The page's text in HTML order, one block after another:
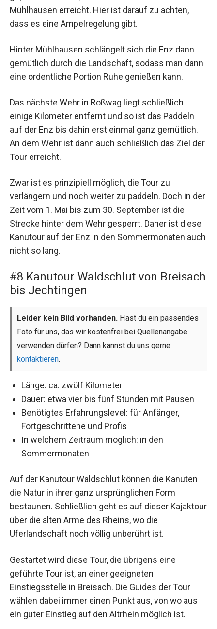
Mühlhausen erreicht. Hier ist darauf zu achten,
dass es eine Ampelregelung gibt.
Hinter Mühlhausen schlängelt sich die Enz dann
gemütlich durch die Landschaft, sodass man dann
eine ordentliche Portion Ruhe genießen kann.
Das nächste Wehr in Roßwag liegt schließlich
einige Kilometer entfernt und so ist das Paddeln
auf der Enz bis dahin erst einmal ganz gemütlich.
An dem Wehr ist dann auch schließlich das Ziel der
Tour erreicht.
Zwar ist es prinzipiell möglich, die Tour zu
verlängern und noch weiter zu paddeln. Doch in der
Zeit vom 1. Mai bis zum 30. September ist die
Strecke hinter dem Wehr gesperrt. Daher ist diese
Kanutour auf der Enz in den Sommermonaten auch
nicht so lang.
#8 Kanutour Waldschlut von Breisach
bis Jechtingen
Leider kein Bild vorhanden. Hast du ein passendes
Foto für uns, das wir kostenfrei bei Quellenangabe
verwenden dürfen? Dann kannst du uns gerne
kontaktieren.
Länge: ca. zwölf Kilometer
Dauer: etwa vier bis fünf Stunden mit Pausen
Benötigtes Erfahrungslevel: für Anfänger,
Fortgeschrittene und Profis
In welchem Zeitraum möglich: in den
Sommermonaten
Auf der Kanutour Waldschlut können die Kanuten
die Natur in ihrer ganz ursprünglichen Form
bestaunen. Schließlich geht es auf dieser Kajaktour
über die alten Arme des Rheins, wo die
Uferlandschaft noch völlig unberührt ist.
Gestartet wird diese Tour, die übrigens eine
geführte Tour ist, an einer geeigneten
Einstiegsstelle in Breisach. Die Guides der Tour
wählen dabei immer einen Punkt aus, von wo aus
ein guter Einstieg auf den Altrhein möglich ist.